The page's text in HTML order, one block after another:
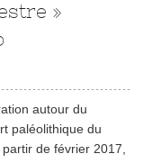
»
autour du
paléolithique du
de février 2017,